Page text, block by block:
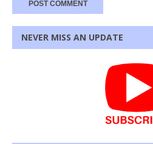
NEVER MISS AN UPDATE